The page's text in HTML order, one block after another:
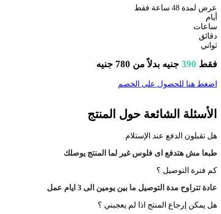
عرض لمدة 48 ساعة فقط
أيام
ساعات
دقائق
ثواني
فقط 390 جنيه بدلاً من 780 جنيه
اضغط هنا للحصول على الخصم
الأسئلة الشائعة حول المنتج
هل تقبلون الدفع عند الإستلام
طبعا مش هتدفع اى فلوس غير لما المنتج يوصلك
كم فترة التوصيل ؟
عادة تتراوح مدة التوصيل ما بين يومين الى 3 ايام عمل
هل يمكن إرجاع المنتج اذا لم يعجبني ؟